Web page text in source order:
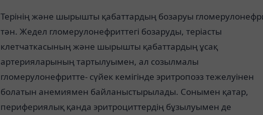
Терінің және шырышты қабаттардың бозаруы
тән. Жедел гломерулонефриттегі бозаруды, теріасты
клетчаткасының және шырышты қабаттардың ұсақ
артерияларының тартылуымен, ал созылмалы
гломерулонефритте- сүйек кемігінде эритропоэз тежелуінен
болатын анемиямен байланыстырылады. Сонымен қатар,
перифериялық қанда эритроциттердің бұзылуымен де